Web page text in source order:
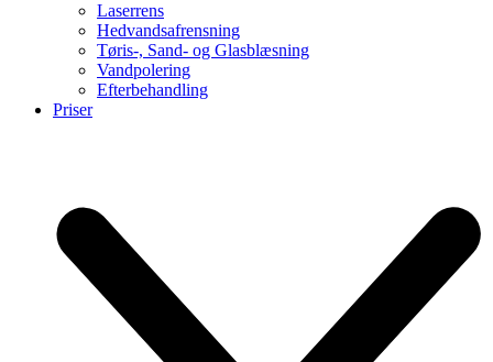
Laserrens
Hedvandsafrensning
Tøris-, Sand- og Glasblæsning
Vandpolering
Efterbehandling
Priser